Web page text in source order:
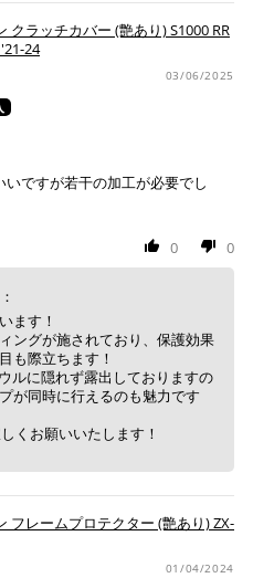
クラッチカバー (艶あり) S1000 RR
24
03/06/2025
ですが若干の加工が必要でし
0 0
ます！
ングが施されており、保護効果
も際立ちます！
ルに隠れず露出しておりますの
が同時に行えるのも魅力です
くお願いいたします！
フレームプロテクター (艶あり) ZX-
01/04/2024